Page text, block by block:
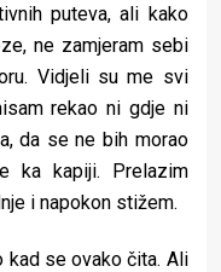
puteva, ali kako
ne zamjeram sebi
Vidjeli su me svi
rekao ni gdje ni
da se ne bih morao
ka kapiji. Prelazim
i napokon stižem.
se ovako čita. Ali